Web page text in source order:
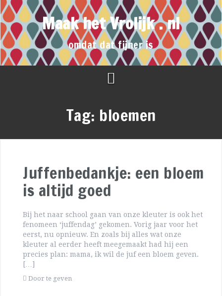
Maak het Vrolijk . nl
omdat dat fijner is
Tag: bloemen
Juffenbedankje: een bloem
is altijd goed
Bij het naar school gaan van onze kleuter is ook het
fenomeen ‘juffendag’ gekomen. Vorig jaar voor het
eerst, nu opnieuw. En zoals bij alles wat onze
kleuter al eerder heeft meegemaakt had hij een
precies plan: mama, ik wil de juf een bloem geven.
[…]
Door te geven